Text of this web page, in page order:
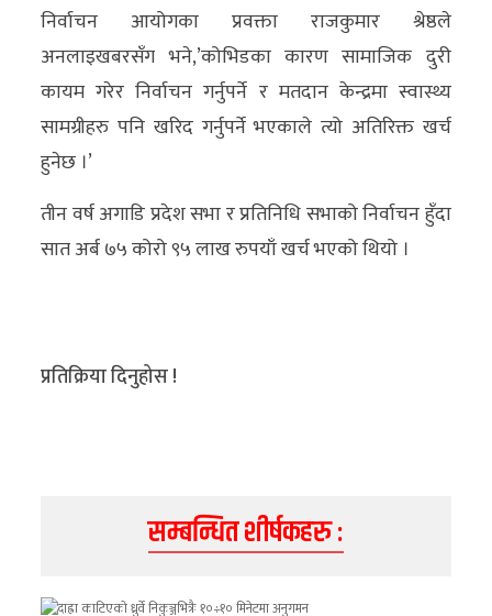
विशेष
राशिफल
फोटो
ग्यालरी
भिडियो
निर्वाचन आयोगका प्रवक्ता राजकुमार श्रेष्ठले
अनलाइखबरसँग भने,’कोभिडका कारण सामाजिक दुरी
कायम गरेर निर्वाचन गर्नुपर्ने र मतदान केन्द्रमा स्वास्थ्य
सामग्रीहरु पनि खरिद गर्नुपर्ने भएकाले त्यो अतिरिक्त खर्च
हुनेछ ।’
तीन वर्ष अगाडि प्रदेश सभा र प्रतिनिधि सभाको निर्वाचन हुँदा
सात अर्ब ७५ कोरो ९५ लाख रुपयाँ खर्च भएको थियो ।
प्रतिक्रिया दिनुहोस !
सम्बन्धित शीर्षकहरु :